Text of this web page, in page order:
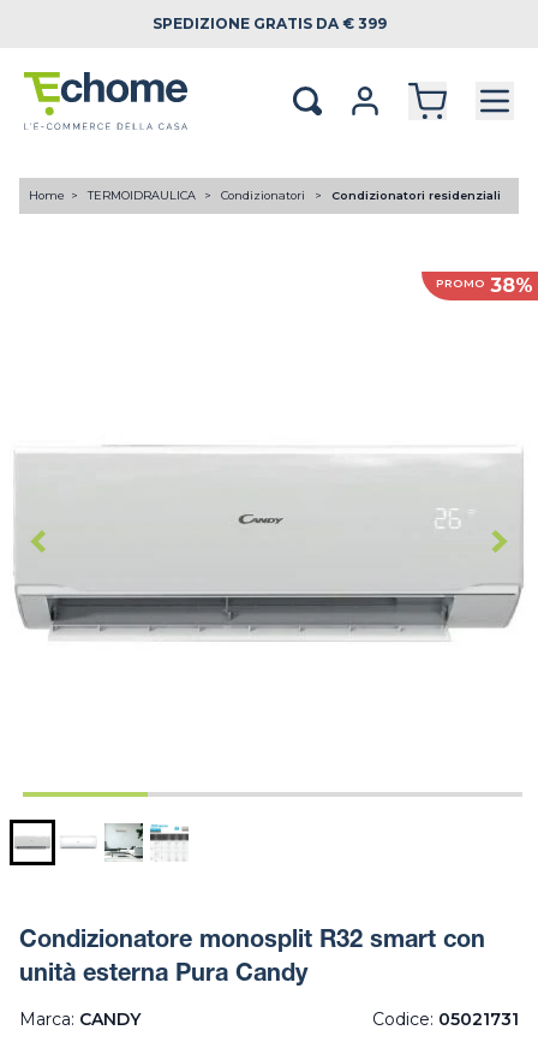
SPEDIZIONE GRATIS DA € 399
Home TERMOIDRAULICA Condizionatori Condizionatori residenziali
PROMO 38%
Condizionatore monosplit R32 smart con
unità esterna Pura Candy
Marca: CANDY Codice: 05021731